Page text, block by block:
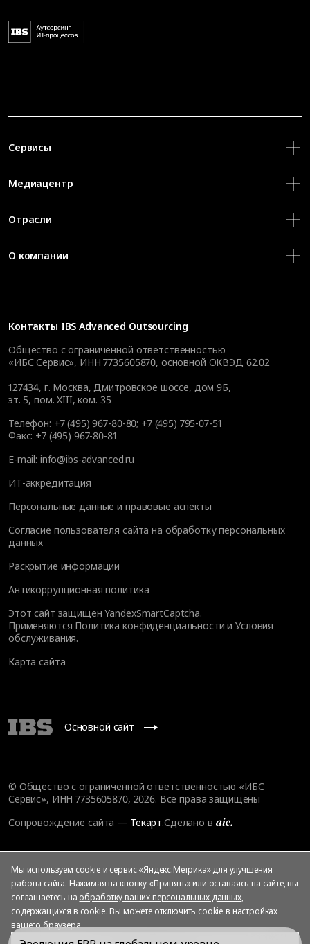
Контакты IBS Advanced Outsourcing
Общество с ограниченной ответственностью
«ИБС Сервис», ИНН 7735605870, основной ОКВЭД 62.02
127434, г. Москва, Дмитровское шоссе, дом 9Б,
эт. 5, пом. XIII, ком. 35
Телефон: +7 (495) 967-80-80; +7 (495) 795-07-51
Факс: +7 (495) 967-80-81
E-mail: info@ibs-advanced.ru
ИТ-аккредитация
Персональные данные и правовые аспекты
Согласие пользователя сайта на обработку персональных
данных
Раскрытие информации
Антикоррупционная политика
Этот сайт защищен YandexSmartCaptcha.
Применяются Политика конфиденциальности иУсловия
обслуживания.
Карта сайта
Сервисы
Медиацентр
Отрасли
О компании
Основной сайт
© Общество с ограниченной ответственностью «ИБС
Сервис», ИНН 7735605870, 2026. Все права защищены
Сопровождение сайта — Текарт.Сделано в
Мы используем cookie и сервис «Яндекс.Метрика» для улучшения
работы сайта. Нажимая на кнопку «Принять» или оставаясь на сайте, вы
соглашаетесь на обработку ваших персональных данных,
содержащихся в cookie. Вы можете отключить cookie в настройках
вашего браузера